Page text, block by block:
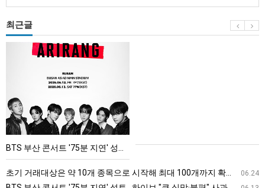
최근글
서
트
'75
분
BTS 부산 콘서트 '75분 지연' 성토…하이브 "큰 실망·불편" 사과
06.24
초기 거래대상은 약 10개 종목으로 시작해 최대 100개까지 확대할 방침이다. 구체적인 거래 대상 ETF는 아직 확정되지 않았지만, 시장 대표성이나 거래량을 고려해 선정할 계획이다.